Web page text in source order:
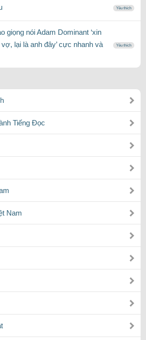
Yêu thích
giọng nói Adam Dominant ‘xin
lại là anh đây’ cực nhanh và
Yêu thích
Tiếng Đọc
Nam